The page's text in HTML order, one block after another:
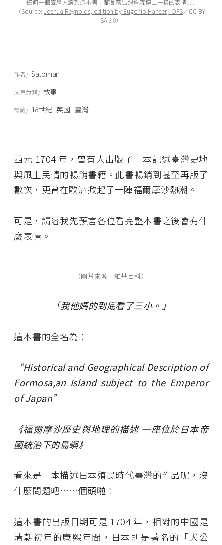
任何一個臺灣人讀到這本書，都會露出跟詹森博士一樣的表情......
（Source: Joshua Reynolds, edition by Eugenio Hansen, OFS／CC BY-
SA 3.0）
西元 1704 年，曾有人出版了一本記述臺灣史地
與風土民情的暢銷書籍。此書暢銷到甚至再版了
數次，更曾在歐洲掀起了一陣福爾摩沙熱潮。
可是，請容我先預言各位看完整本書之後會有什
麼表情。
（圖片來源：維基百科）
「我他媽的到底看了三小。」
這本書的全名為：
​​​​​​“Historical and Geographical Description of
Formosa,an Island subject to the Emperor
of Japan”
《福爾摩沙歷史與地理的描述 一座位於日本帝
國統治下的島嶼》
看來是一本描述日本殖民時代臺灣的作品呢，沒
什麼問題吧……個頭啦 ！
這本書的出版日期可是 1704 年，相對的中國是
清朝初年的康熙年間，日本則是著名的「犬公
作者 Satoman
文章分類 故事
標籤 18世紀 英國 臺灣